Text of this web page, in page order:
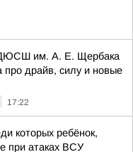
ДЮСШ им. А. Е. Щербака
про драйв, силу и новые
17:22
которых ребёнок,
при атаках ВСУ